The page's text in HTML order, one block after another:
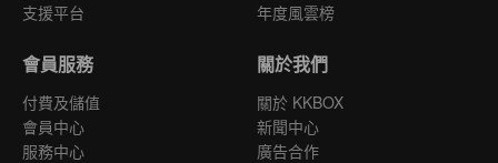
支援平台
年度風雲榜
會員服務
付費及儲值
會員中心
服務中心
關於我們
關於 KKBOX
新聞中心
廣告合作